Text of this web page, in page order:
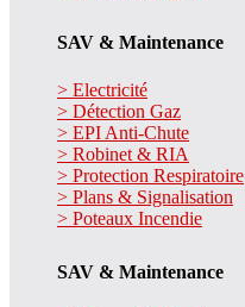
SAV & Maintenance
> Electricité
> Détection Gaz
> EPI Anti-Chute
> Robinet & RIA
> Protection Respiratoire
> Plans & Signalisation
> Poteaux Incendie
SAV & Maintenance